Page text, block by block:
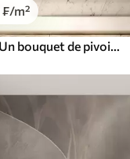
₣/m²
Peintures murales Un bouquet de pivoines et d'autres fleurs luxuriantes aux couleurs pastel sur un fond doux et flou